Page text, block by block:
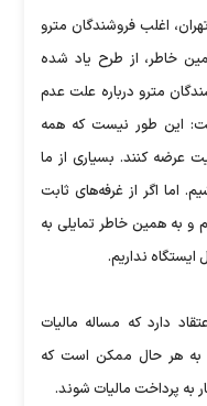
اغلب فروشندگان مترو
خاطر، از طرح یاد شده
مترو درباره علت عدم
گفت: این طور نیست که همه
عرضه کنند. بسیاری از ما
اما اگر از غرفه‌های ثابت
و به همین خاطر تمایلی به
ایستگاه نداریم.
دارد که مساله مالیات
و به هر حال ممکن است که
به پرداخت مالیات شوند.